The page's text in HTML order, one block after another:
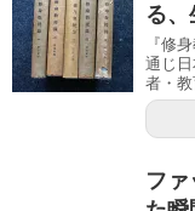
る、
『修
通じ
者・
フ